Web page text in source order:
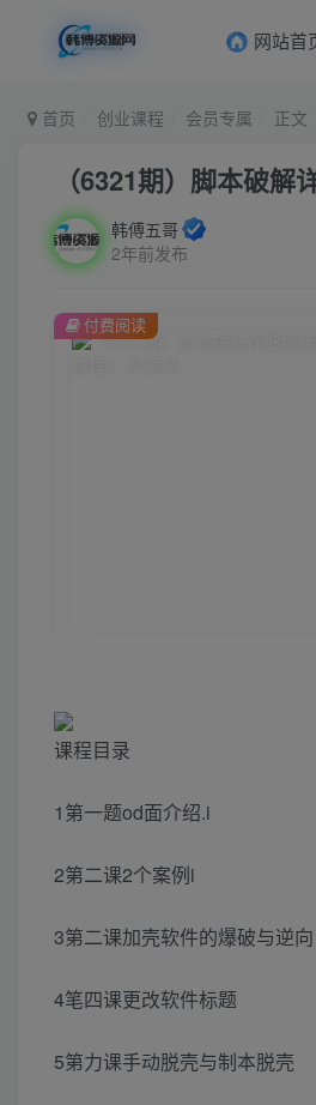
网站首
首页 创业课程 会员专属 正文
（6321期）脚本破
韩傅五哥
2年前发布
付费阅读
课程目录
1第一题od面介绍.i
2第二课2个案例i
3第二课加壳软件的爆破与逆向
4笔四课更改软件标题
5第力课手动脱壳与制本脱壳